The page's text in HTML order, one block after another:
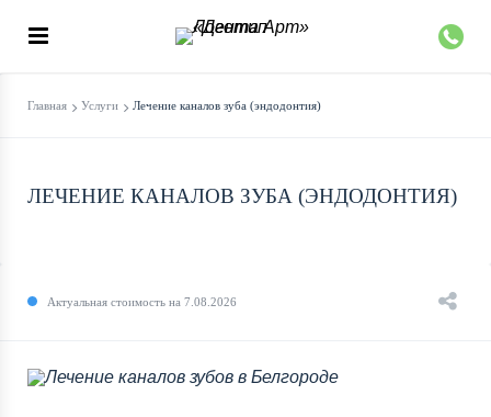
Главная Услуги Лечение каналов зуба (эндодонтия)
ЛЕЧЕНИЕ КАНАЛОВ ЗУБА (ЭНДОДОНТИЯ)
Актуальная стоимость на 7.08.2026